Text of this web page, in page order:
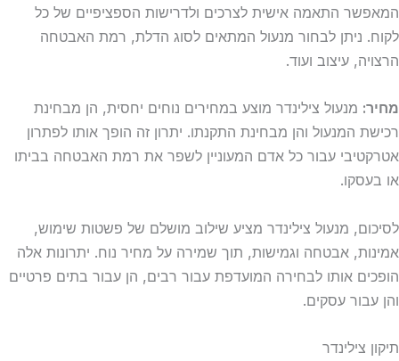
המאפשר התאמה אישית לצרכים ולדרישות הספציפיים של כל
לקוח. ניתן לבחור מנעול המתאים לסוג הדלת, רמת האבטחה
הרצויה, עיצוב ועוד.
מחיר: מנעול צילינדר מוצע במחירים נוחים יחסית, הן מבחינת
רכישת המנעול והן מבחינת התקנתו. יתרון זה הופך אותו לפתרון
אטרקטיבי עבור כל אדם המעוניין לשפר את רמת האבטחה בביתו
או בעסקו.
לסיכום, מנעול צילינדר מציע שילוב מושלם של פשטות שימוש,
אמינות, אבטחה וגמישות, תוך שמירה על מחיר נוח. יתרונות אלה
הופכים אותו לבחירה המועדפת עבור רבים, הן עבור בתים פרטיים
והן עבור עסקים.
תיקון צילינדר